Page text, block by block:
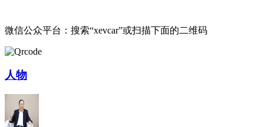
微信公众平台：搜索“xevcar”或扫描下面的二维码
人物